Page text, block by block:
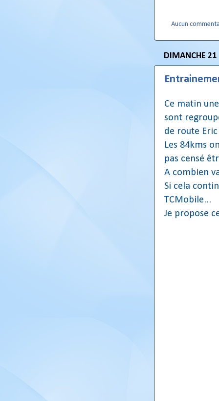
Aucun
DIMANCHE 21
Ce matin
sont
de route Eric
Les 84kms
pas censé
A combien
Si cela
TCMobile...
Je propose